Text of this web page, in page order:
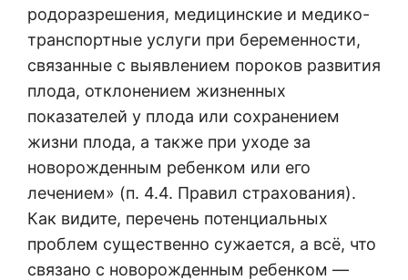
родоразрешения, медицинские и медико-
транспортные услуги при беременности,
связанные с выявлением пороков развития
плода, отклонением жизненных
показателей у плода или сохранением
жизни плода, а также при уходе за
новорожденным ребенком или его
лечением» (п. 4.4. Правил страхования).
Как видите, перечень потенциальных
проблем существенно сужается, а всё, что
связано с новорожденным ребенком —